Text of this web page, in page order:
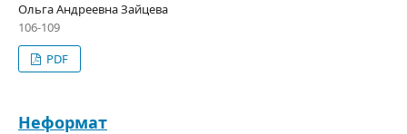
Ольга Андреевна Зайцева
106-109
PDF
Неформат